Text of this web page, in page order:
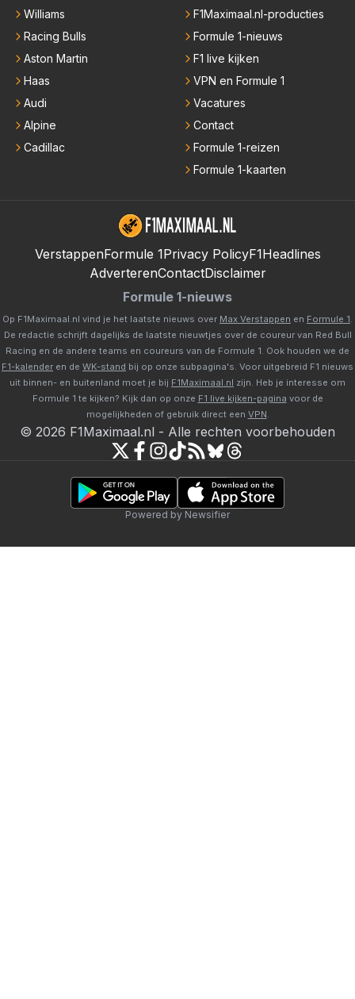
Williams
Racing Bulls
Aston Martin
Haas
Audi
Alpine
Cadillac
F1Maximaal.nl-producties
Formule 1-nieuws
F1 live kijken
VPN en Formule 1
Vacatures
Contact
Formule 1-reizen
Formule 1-kaarten
VerstappenFormule 1Privacy PolicyF1Headlines
AdverterenContactDisclaimer
Formule 1-nieuws
Op F1Maximaal.nl vind je het laatste nieuws over Max Verstappen en Formule 1.
De redactie schrijft dagelijks de laatste nieuwtjes over de coureur van Red Bull
Racing en de andere teams en coureurs van de Formule 1. Ook houden we de
F1-kalender en de WK-stand bij op onze subpagina's. Voor uitgebreid F1 nieuws
uit binnen- en buitenland moet je bij F1Maximaal.nl zijn. Heb je interesse om
Formule 1 te kijken? Kijk dan op onze F1 live kijken-pagina voor de
mogelijkheden of gebruik direct een VPN.
© 2026 F1Maximaal.nl - Alle rechten voorbehouden
Powered by Newsifier